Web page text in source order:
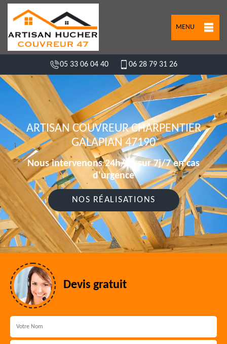
MENU
05 33 06 04 40 06 28 79 31 26
ARTISAN COUVREUR CHARPENTIER
GALAPIAN 47190
Nous intervenons 24h/24 sur 7j/7 en cas
d'urgence
NOS RÉALISATIONS
Devis gratuit